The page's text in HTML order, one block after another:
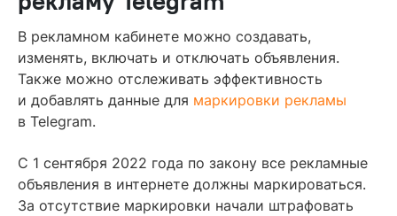
В рекламном кабинете можно создавать,
изменять, включать и отключать объявления.
Также можно отслеживать эффективность
и добавлять данные для маркировки рекламы
в Telegram.
С 1 сентября 2022 года по закону все рекламные
объявления в интернете должны маркироваться.
За отсутствие маркировки начали штрафовать